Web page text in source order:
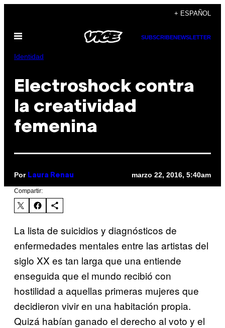
contenido
+ ESPAÑOL
Abrir
SUBSCRIBENEWSLETTER
Identidad
Electroshock contra
la creatividad
femenina
Por Laura Renau marzo 22, 2016, 5:40am
Compartir:
La lista de suicidios y diagnósticos de
enfermedades mentales entre las artistas del
siglo XX es tan larga que una entiende
enseguida que el mundo recibió con
hostilidad a aquellas primeras mujeres que
decidieron vivir en una habitación propia.
Quizá habían ganado el derecho al voto y el